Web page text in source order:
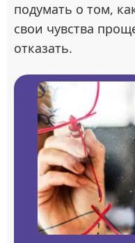
подумать о том,
свои чувства
отказать.